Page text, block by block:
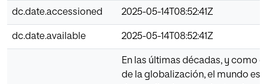
dc.date.accessioned 2025-05-14T08:52:41Z
dc.date.available 2025-05-14T08:52:41Z
En las últimas décadas, y como
de la globalización, el mundo